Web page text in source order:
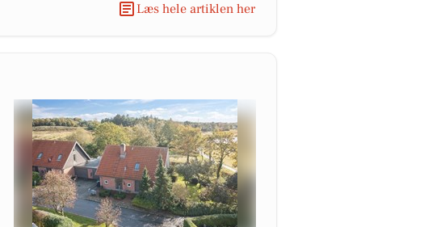
Læs hele artiklen her